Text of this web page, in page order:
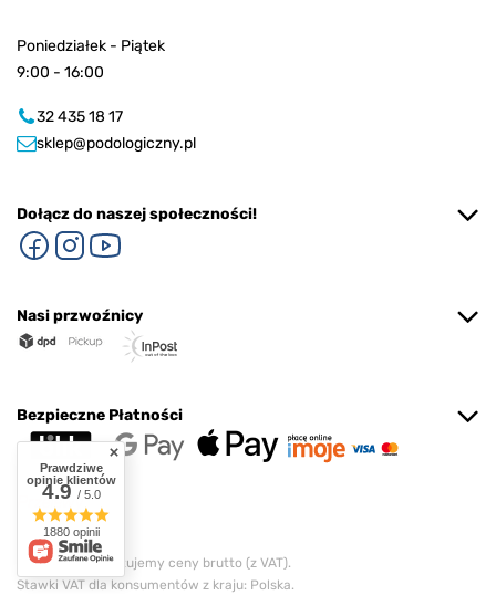
Poniedziałek - Piątek
9:00 - 16:00
32 435 18 17
sklep@podologiczny.pl
Dołącz do naszej społeczności!
Nasi przwoźnicy
Bezpieczne Płatności
W sklepie prezentujemy ceny brutto (z VAT).
Stawki VAT dla konsumentów z kraju: Polska.
Prawdziwe
opinie klientów
4.9/ 5.0
1880 opinii